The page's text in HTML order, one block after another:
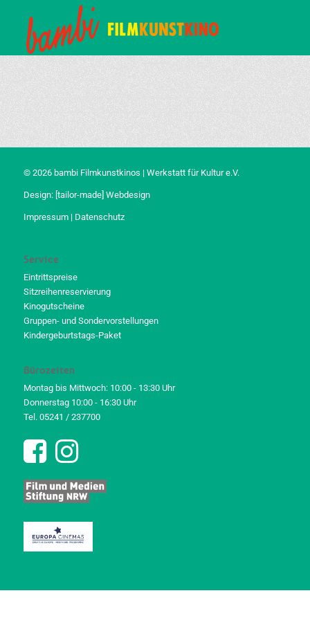
© 2026 bambi Filmkunstkinos | Werkstatt für Kultur e.V.
Design: [tailor-made] Webdesign
Impressum| Datenschutz
Service
Eintrittspreise
Sitzreihenreservierung
Kinogutscheine
Gruppen- und Sondervorstellungen
Kindergeburtstags-Paket
Bürozeiten
Montag bis Mittwoch: 10:00 - 13:30 Uhr
Donnerstag 10:00 - 16:30 Uhr
Tel. 05241 / 237700